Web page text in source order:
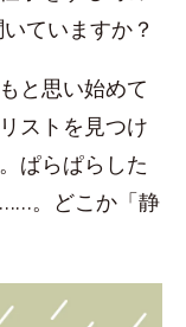
ていますか？
と思い始めて
ストを見つけ
ぱらぱらした
。どこか「静